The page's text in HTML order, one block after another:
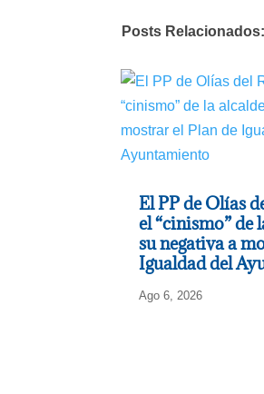
Posts Relacionados:
El PP de Olías
el “cinismo” de
su negativa a
Igualdad del
Ago 6, 2026